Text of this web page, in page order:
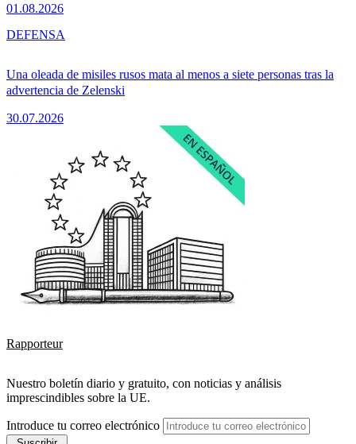
01.08.2026
Una oleada de misiles rusos mata al menos a siete personas tras la
advertencia de Zelenski
30.07.2026
DEFENSA
Rapporteur
Nuestro boletín diario y gratuito, con noticias y análisis
imprescindibles sobre la UE.
Introduce tu correo electrónico